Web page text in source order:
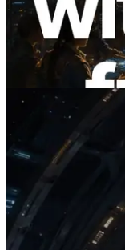
增全球 7 個
Validators